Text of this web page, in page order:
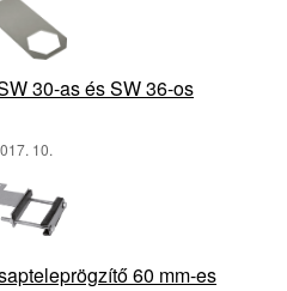
30-as és SW 36-os
10.
60 mm-es